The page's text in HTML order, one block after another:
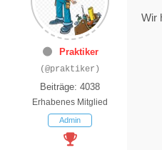
Praktiker
(@praktiker)
Beiträge: 4038
Erhabenes Mitglied
Admin
Wir